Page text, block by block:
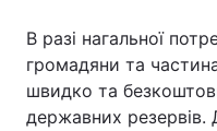
В разі нагальної
громадяни та
швидко та
державних резервів.